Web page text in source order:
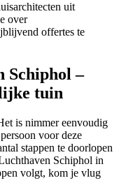
uit
over
offertes te
Schiphol –
tuin
is nimmer eenvoudig
voor deze
stappen te doorlopen
Schiphol in
volgt, kom je vlug